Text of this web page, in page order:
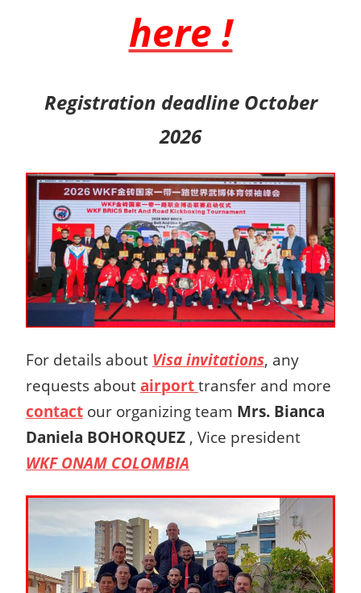
here !
Registration deadline October
2026
For details about Visa invitations, any
requests about airport transfer and more
contact our organizing team Mrs. Bianca
Daniela BOHORQUEZ , Vice president
WKF ONAM COLOMBIA